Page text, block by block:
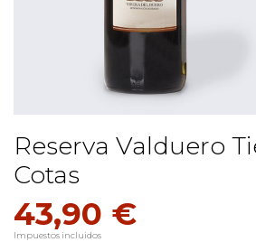
Reserva Valduero
Cotas
43,90 €
Impuestos incluidos